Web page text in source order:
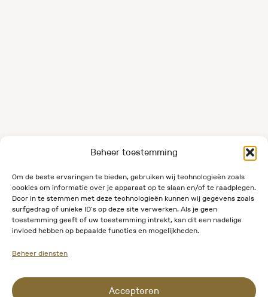
Beheer toestemming
Om de beste ervaringen te bieden, gebruiken wij technologieën zoals
cookies om informatie over je apparaat op te slaan en/of te raadplegen.
Door in te stemmen met deze technologieën kunnen wij gegevens zoals
surfgedrag of unieke ID's op deze site verwerken. Als je geen
toestemming geeft of uw toestemming intrekt, kan dit een nadelige
invloed hebben op bepaalde functies en mogelijkheden.
Beheer diensten
Accepteren